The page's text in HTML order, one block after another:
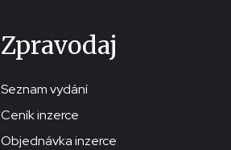
Zpravodaj
Seznam vydání
Ceník inzerce
Objednávka inzerce